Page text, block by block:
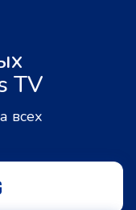
TV
всех